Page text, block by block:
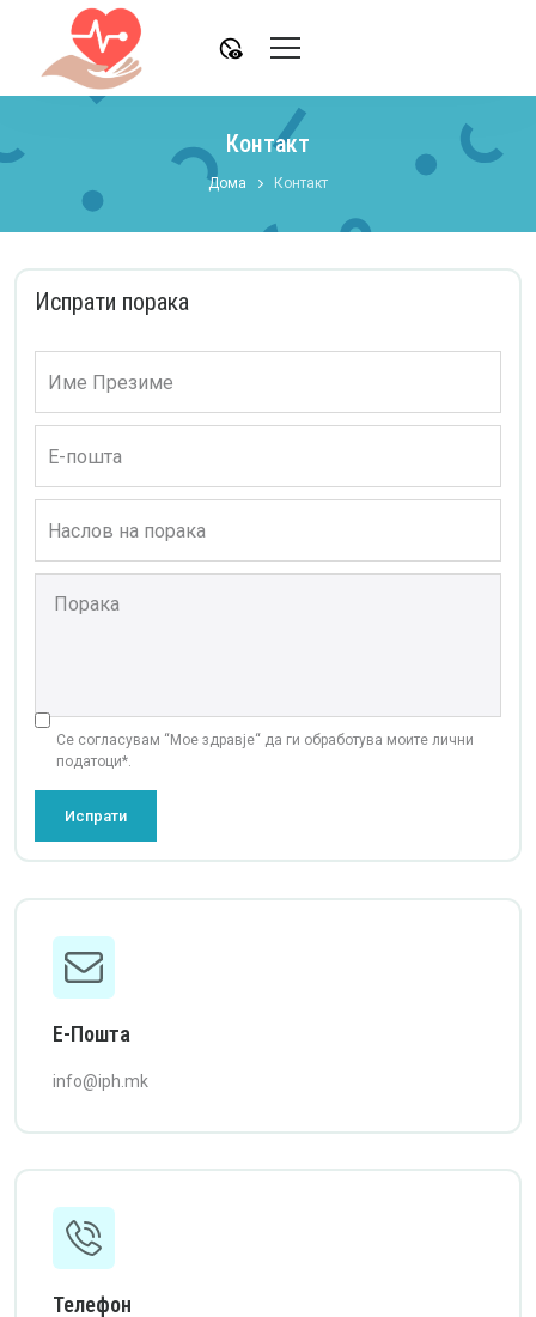
disabled_visible
Контакт
Дома Контакт
Испрати порака
Се согласувам “Мое здравје“ да ги обработува моите лични
податоци*.
Испрати
Е-Пошта
info@iph.mk
Телефон